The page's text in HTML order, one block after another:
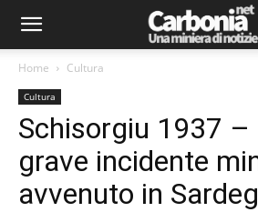
Home Cultura
Cultura
Schisorgiu 1937 –
grave incidente
avvenuto in